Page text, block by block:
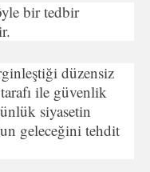
bir tedbir
düzensiz
ile güvenlik
siyasetin
geleceğini tehdit